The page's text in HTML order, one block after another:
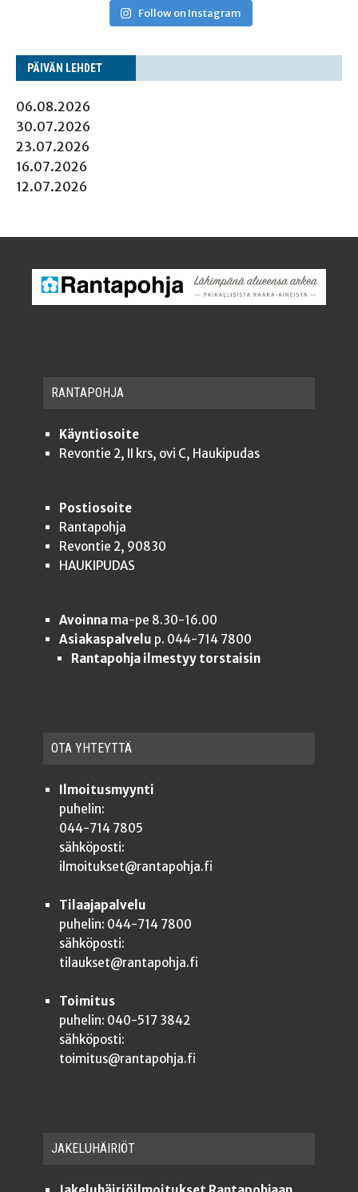
Follow on Instagram
PÄI­VÄN LEHDET
06.08.2026
30.07.2026
23.07.2026
16.07.2026
12.07.2026
RAN­TA­POH­JA
Käyntiosoite
Revontie 2, II krs, ovi C, Haukipudas
Postiosoite
Rantapohja
Revontie 2, 90830
HAUKIPUDAS
Avoinnama-pe 8.30-16.00
Asiakaspalvelu p. 044-714 7800
Rantapohja ilmestyy torstaisin
OTA YHTEYT­TÄ
Ilmoitusmyynti
puhelin:
044-714 7805
sähköposti:
ilmoitukset@rantapohja.fi
Tilaajapalvelu
puhelin: 044-714 7800
sähköposti:
tilaukset@rantapohja.fi
Toimitus
puhelin: 040-517 3842
sähköposti:
toimitus@rantapohja.fi
JAKE­LU­HÄI­RIÖT